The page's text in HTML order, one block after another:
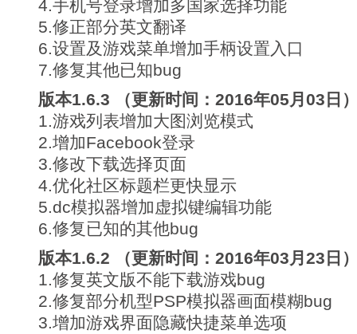
4.手机号登录增加多国家选择功能
5.修正部分英文翻译
6.设置及游戏菜单增加手柄设置入口
7.修复其他已知bug
版本1.6.3 （更新时间：2016年05月03日
1.游戏列表增加大图浏览模式
2.增加Facebook登录
3.修改下载选择页面
4.优化社区标题栏更快显示
5.dc模拟器增加虚拟键编辑功能
6.修复已知的其他bug
版本1.6.2 （更新时间：2016年03月23日
1.修复英文版不能下载游戏bug
2.修复部分机型PSP模拟器画面模糊bug
3.增加游戏界面隐藏快捷菜单选项